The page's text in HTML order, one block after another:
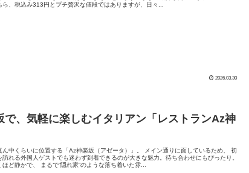
ら、税込み313円とプチ贅沢な値段ではありますが、日々...
2026.03.30
で、気軽に楽しむイタリアン「レストランAz神
ん中くらいに位置する「Az神楽坂（アゼータ）」。 メイン通りに面しているため、 初
訪れる外国人ゲストでも迷わず到着できるのが大きな魅力。待ち合わせにもぴったり。
ほど静かで、 まるで“隠れ家”のような落ち着いた雰...